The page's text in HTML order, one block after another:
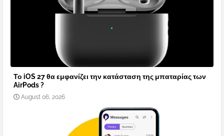
Το iOS 27 θα εμφανίζει την κατάσταση της μπαταρίας των
AirPods ?
August 06, 2026